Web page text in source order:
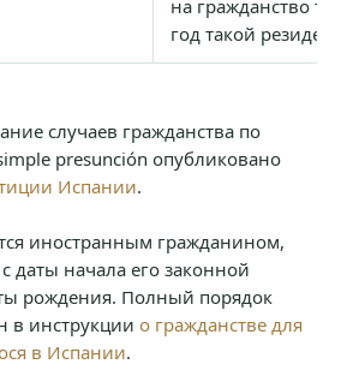
на гражданство
год такой
случаев гражданства по
presunción опубликовано
Испании.
иностранным гражданином,
даты начала его законной
рождения. Полный порядок
в инструкции о гражданстве для
в Испании.